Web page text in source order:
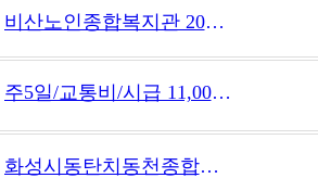
비산노인종합복지관 2025년 긴급 직원 채용공고(취사원)
주5일/교통비/시급 11,000) 고대안암병원 직원식당 식자재 담당 채용
화성시동탄치동천종합사회복지관 직원(취사원) 채용 공고